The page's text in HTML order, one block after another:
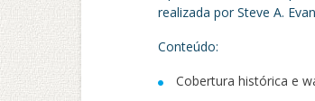
realizada por Steve A.
Conteúdo:
Cobertura histórica e